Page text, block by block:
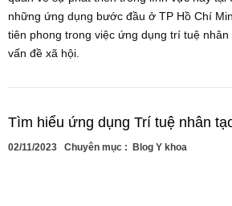
những ứng dụng bước đầu ở TP Hồ Chí
tiên phong trong việc ứng dụng trí tuệ
vấn đề xã hội.
Tìm hiểu ứng dụng Trí tuệ nhân
02/11/2023 Chuyên mục : Blog Y khoa